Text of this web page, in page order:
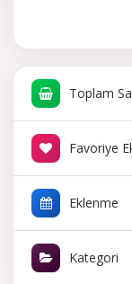
Toplam
Favoriye
Eklenme
Kategori